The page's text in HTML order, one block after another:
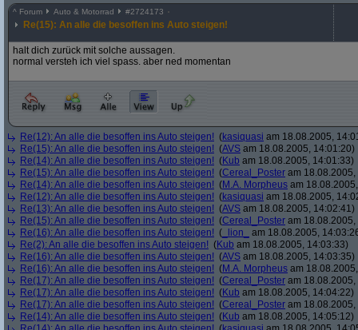
^ Forum Auto & Motorrad #2724173
Re(15): An alle die besoffen ins Auto steigen!
halt dich zurück mit solche aussagen.
normal versteh ich viel spass. aber ned momentan
Re(12): An alle die besoffen ins Auto steigen! (kasiquasi am 18.08.2005,
Re(15): An alle die besoffen ins Auto steigen! (AVS am 18.08.2005, 14:01:20)
Re(14): An alle die besoffen ins Auto steigen! (Kub am 18.08.2005, 14:01:33)
Re(15): An alle die besoffen ins Auto steigen! (Cereal_Poster am
Re(14): An alle die besoffen ins Auto steigen! (M.A. Morpheus am
Re(12): An alle die besoffen ins Auto steigen! (kasiquasi am 18.08.2005,
Re(13): An alle die besoffen ins Auto steigen! (AVS am 18.08.2005, 14:02:41)
Re(15): An alle die besoffen ins Auto steigen! (Cereal_Poster am
Re(16): An alle die besoffen ins Auto steigen! ( _lion_
am 18.08.2005,
Re(2): An alle die besoffen ins Auto steigen! (Kub am 18.08.2005, 14:03:33)
Re(16): An alle die besoffen ins Auto steigen! (AVS am 18.08.2005, 14:03:35)
Re(16): An alle die besoffen ins Auto steigen! (M.A. Morpheus am
Re(17): An alle die besoffen ins Auto steigen! (Cereal_Poster am
Re(17): An alle die besoffen ins Auto steigen! (Kub am 18.08.2005, 14:04:22)
Re(17): An alle die besoffen ins Auto steigen! (Cereal_Poster am
Re(14): An alle die besoffen ins Auto steigen! (Kub am 18.08.2005, 14:05:12)